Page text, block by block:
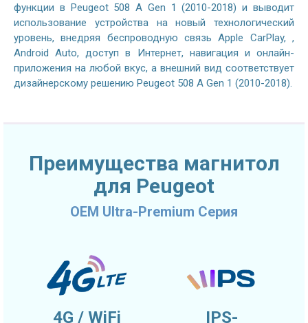
функции в Peugeot 508 A Gen 1 (2010-2018) и выводит
использование устройства на новый технологический
уровень, внедряя беспроводную связь Apple CarPlay, ,
Android Auto, доступ в Интернет, навигация и онлайн-
приложения на любой вкус, а внешний вид соответствует
дизайнерскому решению Peugeot 508 A Gen 1 (2010-2018).
Преимущества магнитол
для Peugeot
OEM Ultra-Premium Серия
4G / WiFi
IPS-